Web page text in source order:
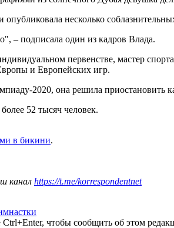
несколько
– подписала один из кадров Влада.
первенстве, мастер
и Европейских игр.
2020, она решила приостановить
52 тысяч человек.
в бикини.
канал https://t.me/korrespondentnet
чтобы сообщить об этом